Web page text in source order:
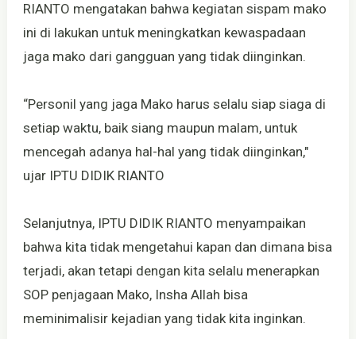
RIANTO mengatakan bahwa kegiatan sispam mako
ini di lakukan untuk meningkatkan kewaspadaan
jaga mako dari gangguan yang tidak diinginkan.
“Personil yang jaga Mako harus selalu siap siaga di
setiap waktu, baik siang maupun malam, untuk
mencegah adanya hal-hal yang tidak diinginkan,"
ujar IPTU DIDIK RIANTO
Selanjutnya, IPTU DIDIK RIANTO menyampaikan
bahwa kita tidak mengetahui kapan dan dimana bisa
terjadi, akan tetapi dengan kita selalu menerapkan
SOP penjagaan Mako, Insha Allah bisa
meminimalisir kejadian yang tidak kita inginkan.